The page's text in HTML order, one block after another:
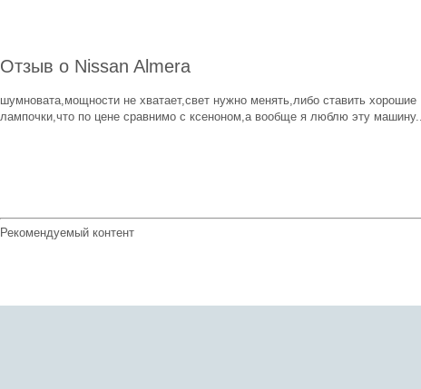
Отзыв о Nissan Almera
шумновата,мощности не хватает,свет нужно менять,либо ставить хорошие
лампочки,что по цене сравнимо с ксеноном,а вообще я люблю эту машину...
Рекомендуемый контент